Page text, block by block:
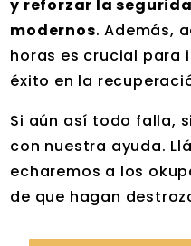
y reforzar la
modernos. Además,
horas es crucial para
éxito en la
Si aún así todo falla,
con nuestra ayuda.
echaremos a los
de que hagan